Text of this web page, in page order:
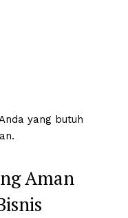
yang butuh
Aman